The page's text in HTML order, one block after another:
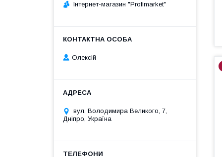
Інтернет-магазин "Profimarket"
Олексій
вул. Володимира Великого, 7,
Дніпро, Україна